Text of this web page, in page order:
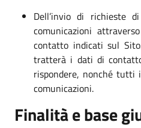
Dell’invio di richieste
comunicazioni
contatto indicati sul
tratterà i dati di
rispondere, nonché tutti
comunicazioni.
Finalità e base